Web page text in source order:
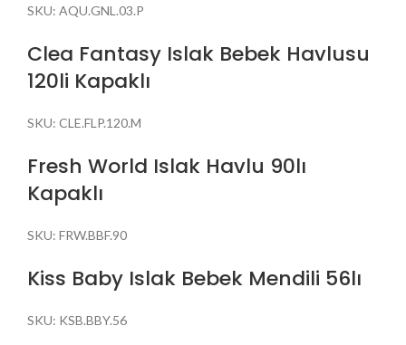
SKU: AQU.GNL.03.P
Clea Fantasy Islak Bebek Havlusu
120li Kapaklı
SKU: CLE.FLP.120.M
Fresh World Islak Havlu 90lı
Kapaklı
SKU: FRW.BBF.90
Kiss Baby Islak Bebek Mendili 56lı
SKU: KSB.BBY.56